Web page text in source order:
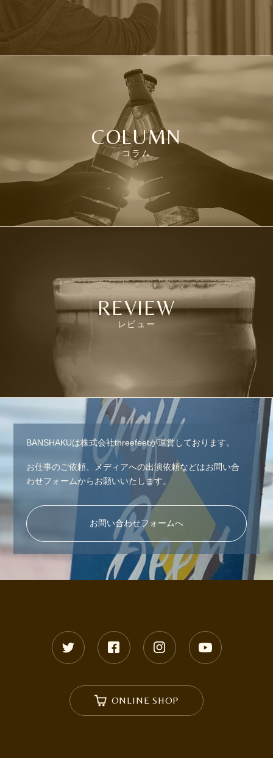
COLUMN
コラム
REVIEW
レビュー
BANSHAKUは株式会社threefeetが運営しております。
お仕事のご依頼、メディアへの出演依頼などはお問い合
わせフォームからお願いいたします。
お問い合わせフォームへ
ONLINE SHOP